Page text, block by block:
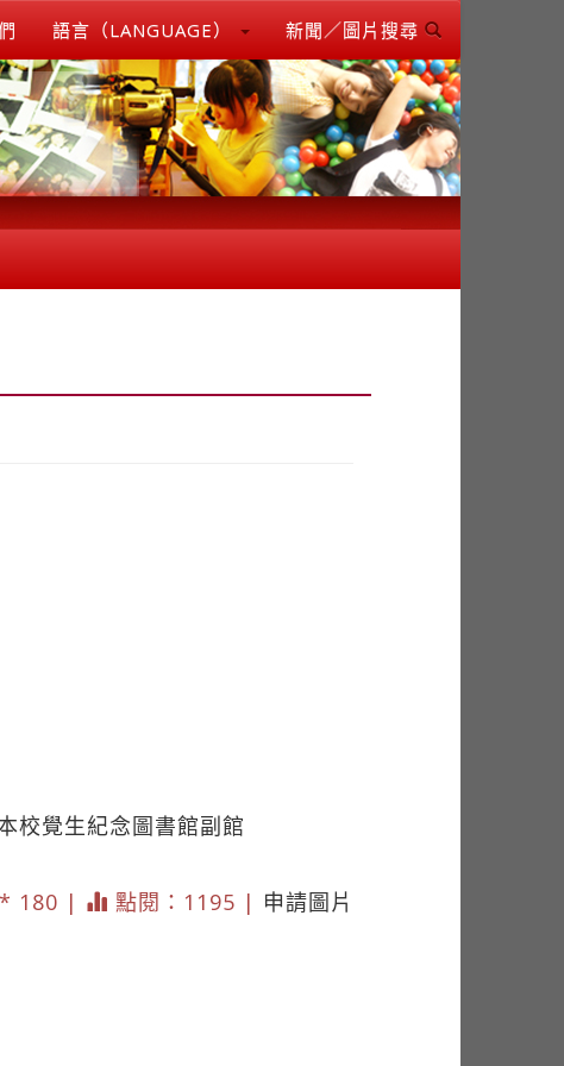
語言（LANGUAGE） 新聞／圖片搜尋
校覺生紀念圖書館副館
180 |
點閱：1195 | 申請圖片